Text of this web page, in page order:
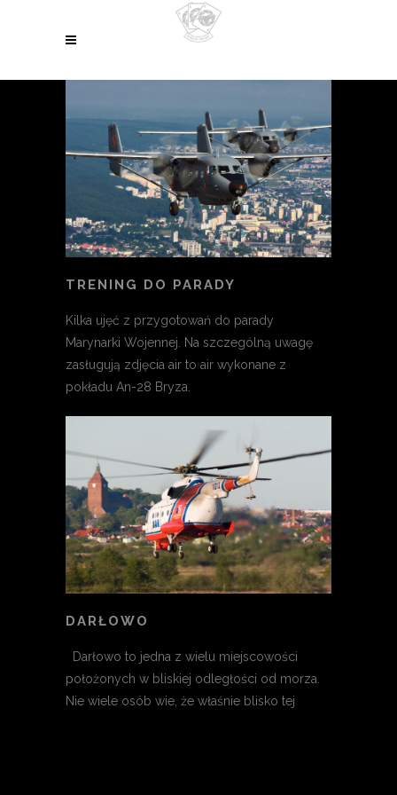
TRENING DO PARADY
Kilka ujęć z przygotowań do parady
Marynarki Wojennej. Na szczególną uwagę
zasługują zdjęcia air to air wykonane z
pokładu An-28 Bryza.
DARŁOWO
Darłowo to jedna z wielu miejscowości
położonych w bliskiej odległości od morza.
Nie wiele osób wie, że właśnie blisko tej